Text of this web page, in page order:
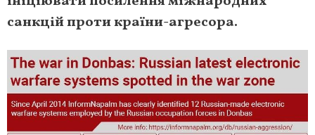
санкцій проти країни-агресора.